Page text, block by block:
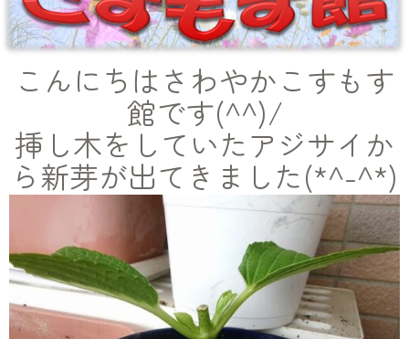
こんにちはさわやかこすもす
館です(^^)/
挿し木をしていたアジサイか
ら新芽が出てきました(*^-^*)